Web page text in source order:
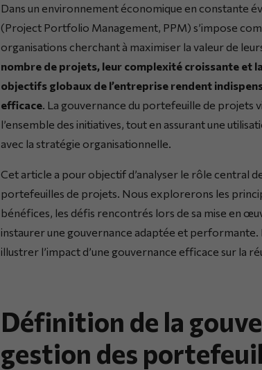
Dans un environnement économique en constante
(Project Portfolio Management, PPM) s’impose
organisations cherchant à maximiser la valeur de
nombre de projets, leur complexité croissante et
objectifs globaux de l’entreprise rendent
efficace . La gouvernance du portefeuille de
l’ensemble des initiatives, tout en assurant une
avec la stratégie organisationnelle.
Cet article a pour objectif d’analyser le rôle central
portefeuilles de projets. Nous explorerons les
bénéfices, les défis rencontrés lors de sa mise en
instaurer une gouvernance adaptée et
illustrer l’impact d’une gouvernance efficace sur la
Définition de la
gestion des